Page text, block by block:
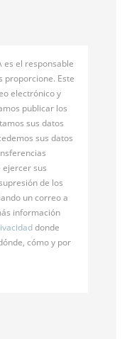
es el responsable
proporcione. Este
electrónico y
publicar los
sus datos
sus datos
ejercer sus
de los
un correo a
información
donde
cómo y por